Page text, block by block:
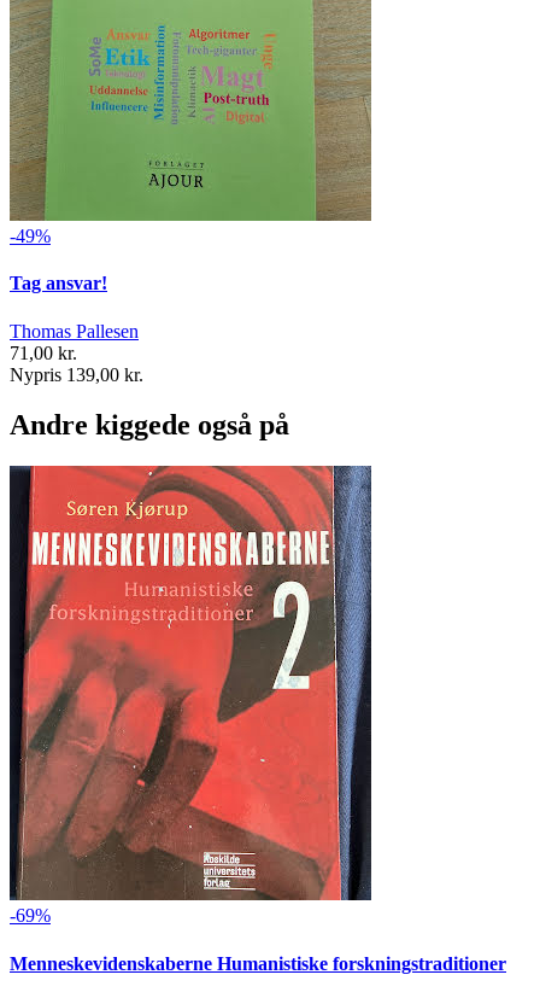
-49%
Tag ansvar!
Thomas Pallesen
71,00 kr.
Nypris 139,00 kr.
Andre kiggede også på
-69%
Menneskevidenskaberne Humanistiske forskningstraditioner